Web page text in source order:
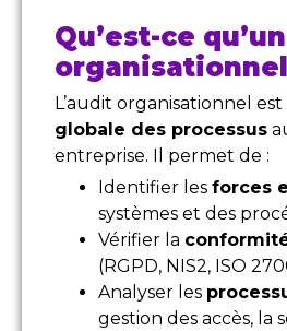
Qu’est-ce
L’audit organisationnel
globale des processus
entreprise. Il permet de :
Identifier les forces
systèmes et des
Vérifier la
(RGPD, NIS2, ISO
Analyser les
gestion des accès, la